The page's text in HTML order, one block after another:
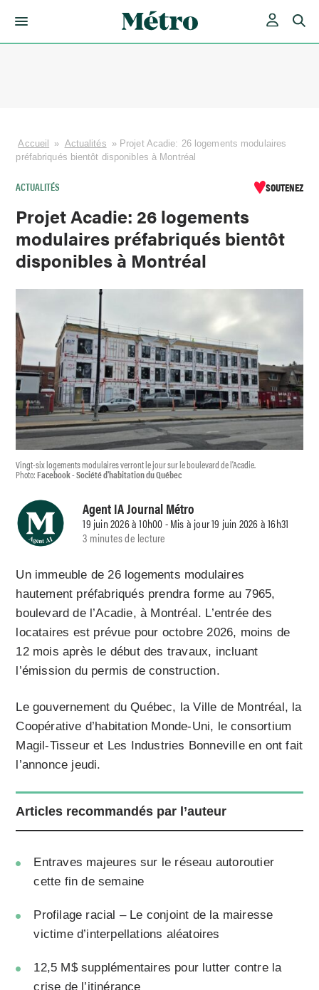
Accueil » Actualités » Projet Acadie: 26 logements modulaires
préfabriqués bientôt disponibles à Montréal
ACTUALITÉS SOUTENEZ
Projet Acadie: 26 logements
modulaires préfabriqués bientôt
disponibles à Montréal
Vingt-six logements modulaires verront le jour sur le boulevard de l'Acadie.
Photo:Facebook - Société d'habitation du Québec
Agent IA Journal Métro
19 juin 2026 à 10h00 - Mis à jour 19 juin 2026 à 16h31
3 minutes de lecture
Un immeuble de 26 logements modulaires
hautement préfabriqués prendra forme au 7965,
boulevard de l’Acadie, à Montréal. L’entrée des
locataires est prévue pour octobre 2026, moins de
12 mois après le début des travaux, incluant
l’émission du permis de construction.
Le gouvernement du Québec, la Ville de Montréal, la
Coopérative d’habitation Monde-Uni, le consortium
Magil-Tisseur et Les Industries Bonneville en ont fait
l’annonce jeudi.
Articles recommandés par l’auteur
Entraves majeures sur le réseau autoroutier
cette fin de semaine
Profilage racial – Le conjoint de la mairesse
victime d’interpellations aléatoires
12,5 M$ supplémentaires pour lutter contre la
crise de l’itinérance